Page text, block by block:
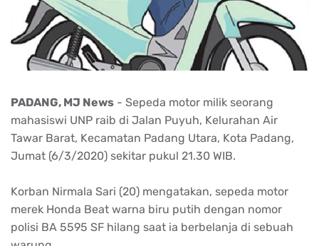
PADANG, MJ News - Sepeda motor milik seorang
mahasiswi UNP raib di Jalan Puyuh, Kelurahan Air
Tawar Barat, Kecamatan Padang Utara, Kota Padang,
Jumat (6/3/2020) sekitar pukul 21.30 WIB.
Korban Nirmala Sari (20) mengatakan, sepeda motor
merek Honda Beat warna biru putih dengan nomor
polisi BA 5595 SF hilang saat ia berbelanja di sebuah